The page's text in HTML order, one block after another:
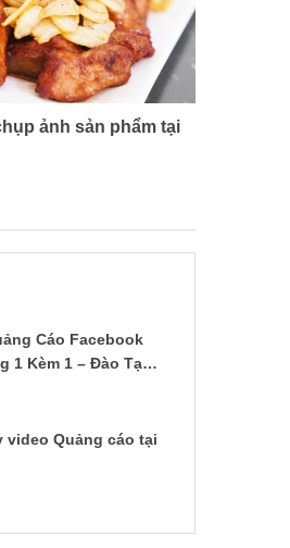
ảnh sản phẩm tại
Cáo Facebook
1 Kèm 1 – Đào Tạo
video Quảng cáo tại